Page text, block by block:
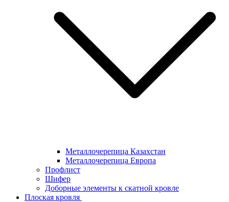
Металлочерепица Казахстан
Металлочерепица Европа
Профлист
Шифер
Доборные элементы к скатной кровле
Плоская кровля